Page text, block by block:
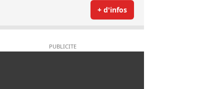
+ d'infos